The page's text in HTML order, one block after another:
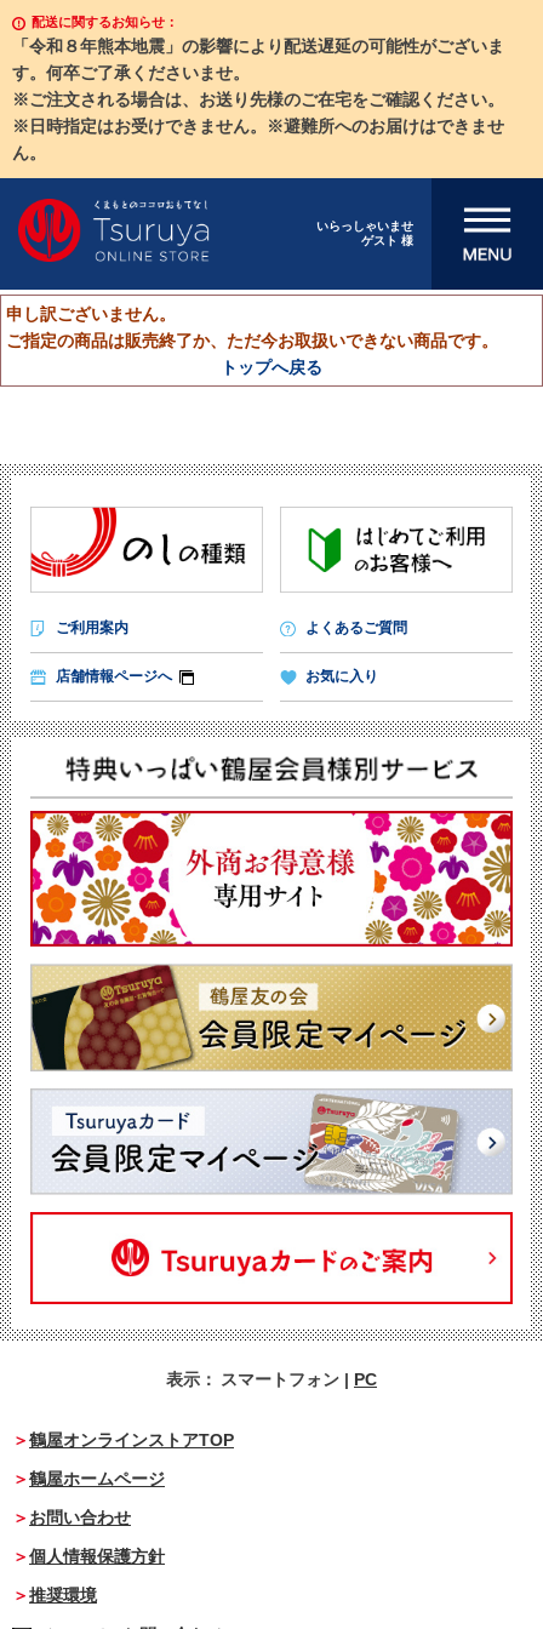
配送に関するお知らせ：
「令和８年熊本地震」の影響により配送遅延の可能性がございま
す。何卒ご了承くださいませ。
※ご注文される場合は、お送り先様のご在宅をご確認ください。
※日時指定はお受けできません。※避難所へのお届けはできませ
ん。
いらっしゃいませ
ゲスト 様
メニューを開
申し訳ございません。
ご指定の商品は販売終了か、ただ今お取扱いできない商品です。
トップへ戻る
ご利用案内 よくあるご質問
店舗情報ページへ お気に入り
表示： スマートフォン | PC
鶴屋オンラインストアTOP
鶴屋ホームページ
お問い合わせ
個人情報保護方針
推奨環境